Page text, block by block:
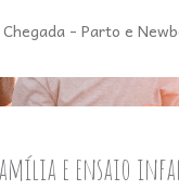
- Parto e
e ensaio